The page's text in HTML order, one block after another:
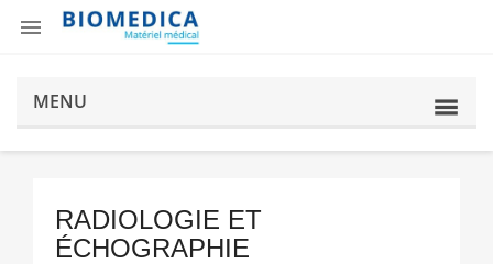

MENU
RADIOLOGIE ET
ÉCHOGRAPHIE